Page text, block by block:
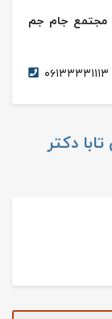
, مجتمع جام جم
۰۶۱۳۳۳۳۱۱۱۳
دکتر